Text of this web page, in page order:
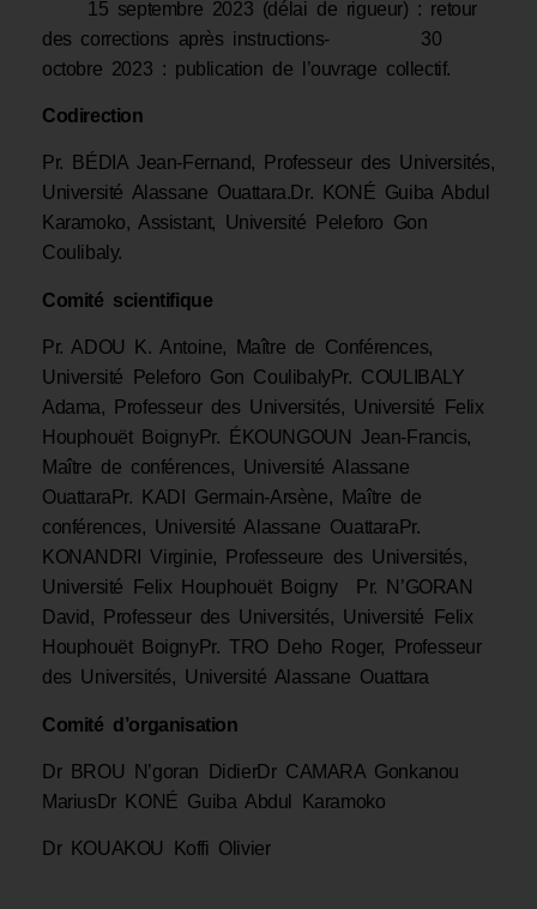
15 septembre 2023 (délai de rigueur) : retour
des corrections après instructions- 30
octobre 2023 : publication de l’ouvrage collectif.
Codirection
Pr. BÉDIA Jean-Fernand, Professeur des Universités,
Université Alassane Ouattara.Dr. KONÉ Guiba Abdul
Karamoko, Assistant, Université Peleforo Gon
Coulibaly.
Comité scientifique
Pr. ADOU K. Antoine, Maître de Conférences,
Université Peleforo Gon CoulibalyPr. COULIBALY
Adama, Professeur des Universités, Université Felix
Houphouët BoignyPr. ÉKOUNGOUN Jean-Francis,
Maître de conférences, Université Alassane
OuattaraPr. KADI Germain-Arsène, Maître de
conférences, Université Alassane OuattaraPr.
KONANDRI Virginie, Professeure des Universités,
Université Felix Houphouët Boigny Pr. N’GORAN
David, Professeur des Universités, Université Felix
Houphouët BoignyPr. TRO Deho Roger, Professeur
des Universités, Université Alassane Ouattara
Comité d’organisation
Dr BROU N’goran DidierDr CAMARA Gonkanou
MariusDr KONÉ Guiba Abdul Karamoko
Dr KOUAKOU Koffi Olivier